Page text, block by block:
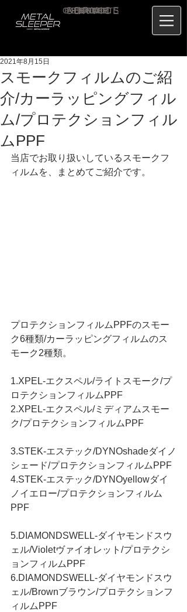
HOME
CONCEPT
SERVICE
ABOUT US
BLOG
PRICE
CONTACT
RECRUIT
スモークフィルムのご紹
介/カーラッピングフィル
ム/プロテクションフィル
ムPPF
2021年8月15日
当店でお取り扱いしているスモークフ
ィルムを、まとめてご紹介です。
プロテクションフィルムPPFのスモー
ク6種類/カーラッピングフィルムのス
モーク2種類。
1.XPEL-エクスペル/ライトスモーク/プ
ロテクションフィルムPPF
2.XPEL-エクスペル/ミディアムスモー
ク/プロテクションフィルムPPF
3.STEK-エステック/DYNOshadeダイノ
シェード/プロテクションフィルムPPF
4.STEK-エステック/DYNOyellowダイ
ノイエロー/プロテクションフィルム
PPF
5.DIAMONDSWELL-ダイヤモンドスウ
ェル/Violetヴァイオレット/プロテクシ
ョンフィルムPPF
6.DIAMONDSWELL-ダイヤモンドスウ
ェル/Brownブラウン/プロテクションフ
ィルムPPF